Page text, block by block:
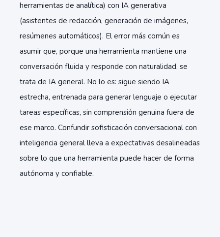
herramientas de analítica) con IA generativa
(asistentes de redacción, generación de imágenes,
resúmenes automáticos). El error más común es
asumir que, porque una herramienta mantiene una
conversación fluida y responde con naturalidad, se
trata de IA general. No lo es: sigue siendo IA
estrecha, entrenada para generar lenguaje o ejecutar
tareas específicas, sin comprensión genuina fuera de
ese marco. Confundir sofisticación conversacional con
inteligencia general lleva a expectativas desalineadas
sobre lo que una herramienta puede hacer de forma
autónoma y confiable.